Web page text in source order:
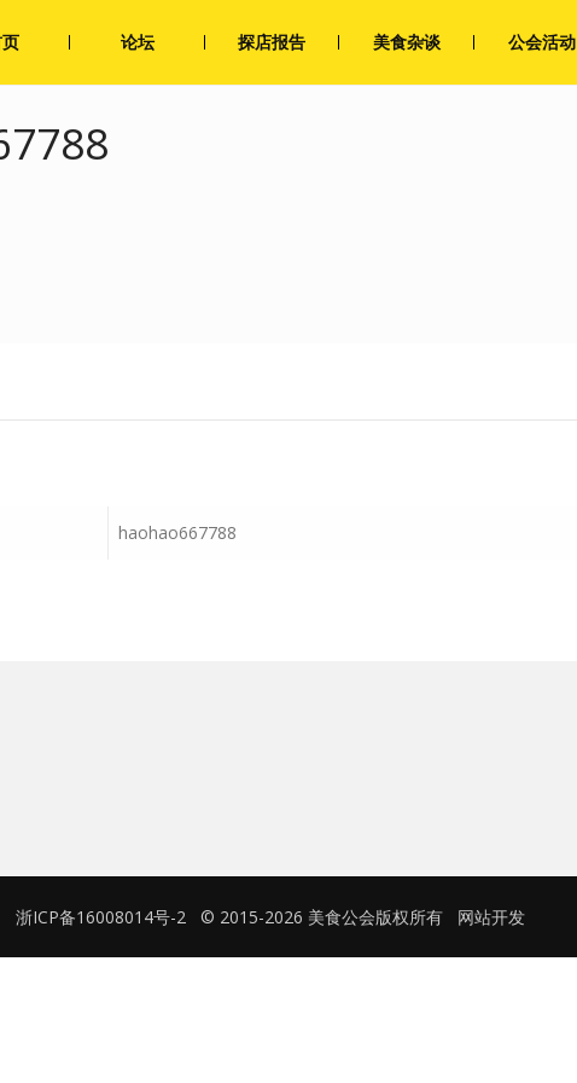
论坛 探店报告 美食杂谈 公会活动
haohao667788
浙ICP备16008014号-2 © 2015-2026 美食公会版权所有 网站开发